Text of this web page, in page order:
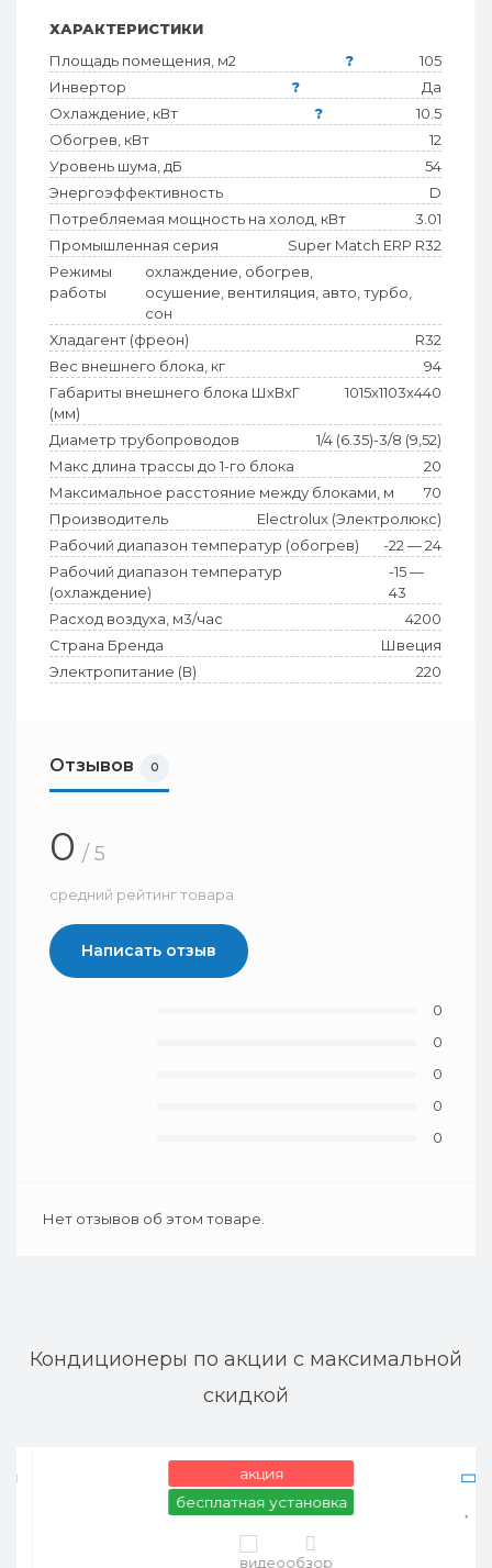
ХАРАКТЕРИСТИКИ
Площадь помещения, м2
?
105
Инвертор
?
Да
Охлаждение, кВт
?
10.5
Обогрев, кВт
12
Уровень шума, дБ
54
Энергоэффективность
D
Потребляемая мощность на холод, кВт
3.01
Промышленная серия
Super Match ERP R32
Режимы
работы
охлаждение, обогрев,
осушение, вентиляция, авто, турбо,
сон
Хладагент (фреон)
R32
Вес внешнего блока, кг
94
Габариты внешнего блока ШхВхГ
(мм)
1015x1103x440
Диаметр трубопроводов
1/4 (6.35)-3/8 (9,52)
Макс длина трассы до 1-го блока
20
Максимальное расстояние между блоками, м
70
Производитель
Electrolux (Электролюкс)
Рабочий диапазон температур (обогрев)
-22 — 24
Рабочий диапазон температур
(охлаждение)
-15 —
43
Расход воздуха, м3/час
4200
Страна Бренда
Швеция
Электропитание (В)
220
Отзывов 0
0 / 5
средний рейтинг товара
Написать отзыв
0
0
0
0
0
Нет отзывов об этом товаре.
Кондиционеры по акции с максимальной
скидкой
акция
бесплатная установка